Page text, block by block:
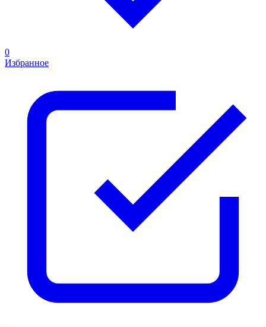
0
Избранное